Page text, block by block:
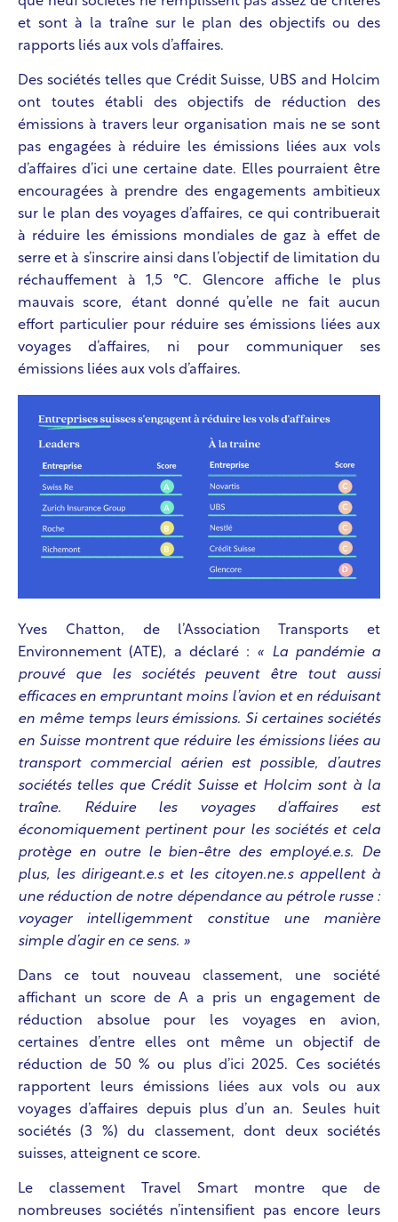
et sont à la traîne sur le plan des objectifs ou des
rapports liés aux vols d’affaires.
Des sociétés telles que Crédit Suisse, UBS and Holcim
ont toutes établi des objectifs de réduction des
émissions à travers leur organisation mais ne se sont
pas engagées à réduire les émissions liées aux vols
d’affaires d’ici une certaine date. Elles pourraient être
encouragées à prendre des engagements ambitieux
sur le plan des voyages d’affaires, ce qui contribuerait
à réduire les émissions mondiales de gaz à effet de
serre et à s’inscrire ainsi dans l’objectif de limitation du
réchauffement à 1,5 °C. Glencore affiche le plus
mauvais score, étant donné qu’elle ne fait aucun
effort particulier pour réduire ses émissions liées aux
voyages d’affaires, ni pour communiquer ses
émissions liées aux vols d’affaires.
Yves Chatton, de l’Association Transports et
Environnement (ATE), a déclaré : « La pandémie a
prouvé que les sociétés peuvent être tout aussi
efficaces en empruntant moins l’avion et en réduisant
en même temps leurs émissions. Si certaines sociétés
en Suisse montrent que réduire les émissions liées au
transport commercial aérien est possible, d’autres
sociétés telles que Crédit Suisse et Holcim sont à la
traîne. Réduire les voyages d’affaires est
économiquement pertinent pour les sociétés et cela
protège en outre le bien-être des employé.e.s. De
plus, les dirigeant.e.s et les citoyen.ne.s appellent à
une réduction de notre dépendance au pétrole russe :
voyager intelligemment constitue une manière
simple d’agir en ce sens. »
Dans ce tout nouveau classement, une société
affichant un score de A a pris un engagement de
réduction absolue pour les voyages en avion,
certaines d’entre elles ont même un objectif de
réduction de 50 % ou plus d’ici 2025. Ces sociétés
rapportent leurs émissions liées aux vols ou aux
voyages d’affaires depuis plus d’un an. Seules huit
sociétés (3 %) du classement, dont deux sociétés
suisses, atteignent ce score.
Le classement Travel Smart montre que de
nombreuses sociétés n’intensifient pas encore leurs